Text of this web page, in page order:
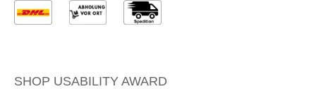
SHOP USABILITY AWARD